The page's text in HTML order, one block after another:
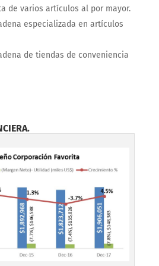
de varios artículos al por mayor.
especializada en artículos
de tiendas de conveniencia